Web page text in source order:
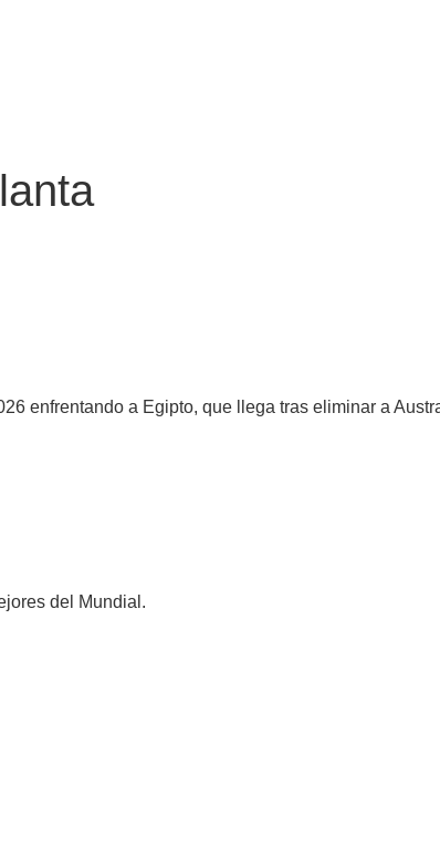
enfrentando a Egipto, que llega tras eliminar a
del Mundial.